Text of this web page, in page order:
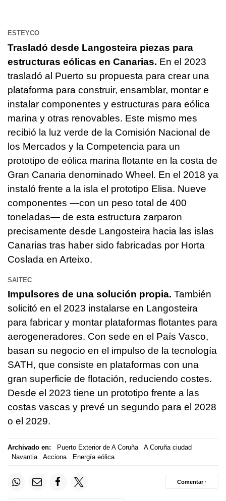
ESTEYCO
Trasladó desde Langosteira piezas para
estructuras eólicas en Canarias. En el 2023
trasladó al Puerto su propuesta para crear una
plataforma para construir, ensamblar, montar e
instalar componentes y estructuras para eólica
marina y otras renovables. Este mismo mes
recibió la luz verde de la Comisión Nacional de
los Mercados y la Competencia para un
prototipo de eólica marina flotante en la costa de
Gran Canaria denominado Wheel. En el 2018 ya
instaló frente a la isla el prototipo Elisa. Nueve
componentes —con un peso total de 400
toneladas— de esta estructura zarparon
precisamente desde Langosteira hacia las islas
Canarias tras haber sido fabricadas por Horta
Coslada en Arteixo.
SAITEC
Impulsores de una solución propia. También
solicitó en el 2023 instalarse en Langosteira
para fabricar y montar plataformas flotantes para
aerogeneradores. Con sede en el País Vasco,
basan su negocio en el impulso de la tecnología
SATH, que consiste en plataformas con una
gran superficie de flotación, reduciendo costes.
Desde el 2023 tiene un prototipo frente a las
costas vascas y prevé un segundo para el 2028
o el 2029.
Archivado en: Puerto Exterior de A Coruña
A Coruña ciudad
Navantia
Acciona Energía eólica
Comentar ·